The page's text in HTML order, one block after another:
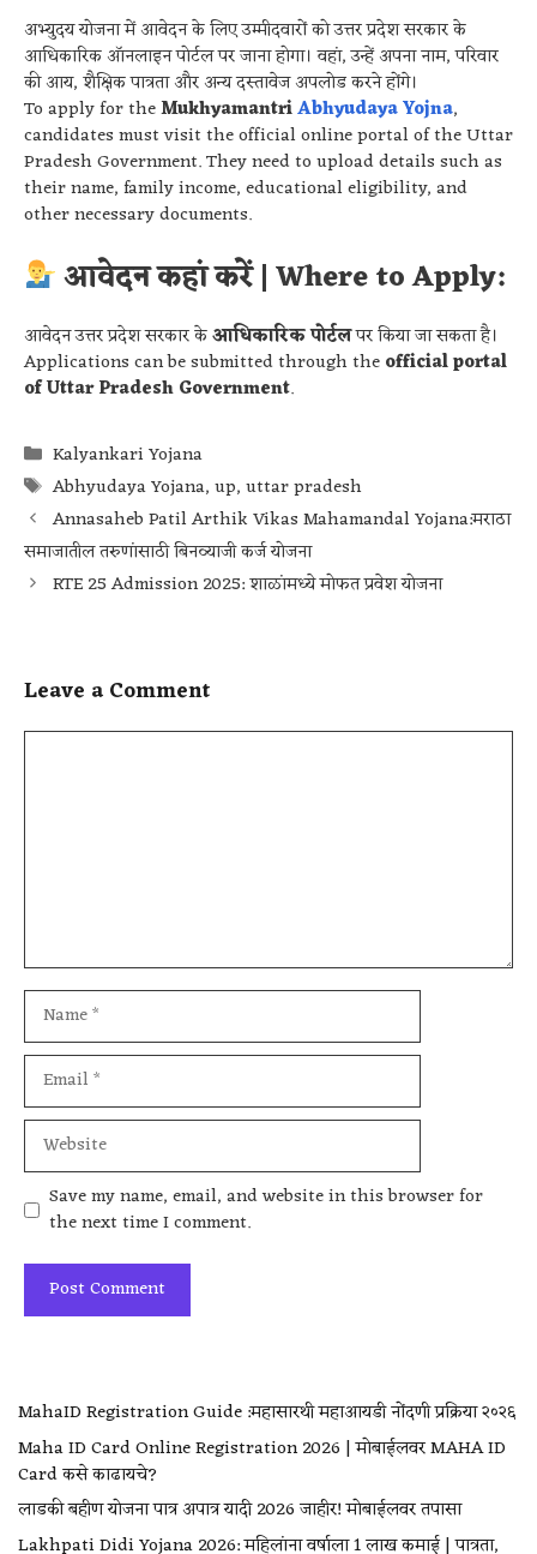
अभ्युदय योजना में आवेदन के लिए उम्मीदवारों को उत्तर प्रदेश सरकार के
आधिकारिक ऑनलाइन पोर्टल पर जाना होगा। वहां, उन्हें अपना नाम, परिवार
की आय, शैक्षिक पात्रता और अन्य दस्तावेज अपलोड करने होंगे।
To apply for theMukhyamantriAbhyudaya Yojna,
candidates must visit the official online portal of the Uttar
Pradesh Government. They need to upload details such as
their name, family income, educational eligibility, and
other necessary documents.
आवेदन कहां करें | Where to Apply:
आवेदन उत्तर प्रदेश सरकार केआधिकारिक पोर्टलपर किया जा सकता है।
Applications can be submitted through theofficial portal
of Uttar Pradesh Government.
Kalyankari Yojana
Abhyudaya Yojana,up,uttar pradesh
Annasaheb Patil Arthik Vikas Mahamandal Yojana:मराठा
समाजातील तरुणांसाठी बिनव्याजी कर्ज योजना
RTE 25 Admission 2025: शाळांमध्ये मोफत प्रवेश योजना
Leave a Comment
Save my name, email, and website in this browser for
the next time I comment.
MahaID Registration Guide :महासारथी महाआयडी नोंदणी प्रक्रिया २०२६
Maha ID Card Online Registration 2026 | मोबाईलवर MAHA ID
Card कसे काढायचे?
लाडकी बहीण योजना पात्र अपात्र यादी 2026 जाहीर! मोबाईलवर तपासा
Lakhpati Didi Yojana 2026: महिलांना वर्षाला ₹1 लाख कमाई | पात्रता,